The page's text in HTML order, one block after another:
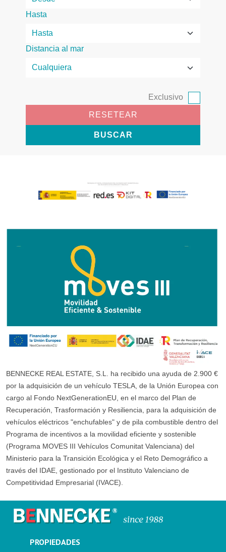
Hasta
Distancia al mar
Exclusivo
RESETEAR
BUSCAR
BENNECKE REAL ESTATE, S.L. ha recibido una ayuda de 2.900 €
por la adquisición de un vehículo TESLA, de la Unión Europea con
cargo al Fondo NextGenerationEU, en el marco del Plan de
Recuperación, Trasformación y Resiliencia, para la adquisición de
vehículos eléctricos "enchufables" y de pila combustible dentro del
Programa de incentivos a la movilidad eficiente y sostenible
(Programa MOVES III Vehículos Comunitat Valenciana) del
Ministerio para la Transición Ecológica y el Reto Demográfico a
través del IDAE, gestionado por el Instituto Valenciano de
Competitividad Empresarial (IVACE).
PROPIEDADES